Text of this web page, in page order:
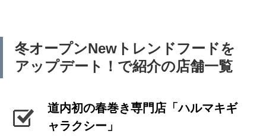
冬オープンNewトレンドフードを
アップデート！で紹介の店舗一覧
道内初の春巻き専門店「ハルマキギ
ャラクシー」